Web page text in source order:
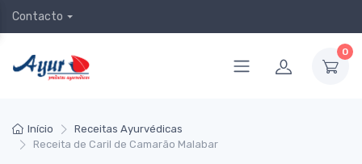
Contacto
0
Início
Receitas Ayurvédicas
Receita de Caril de Camarão Malabar